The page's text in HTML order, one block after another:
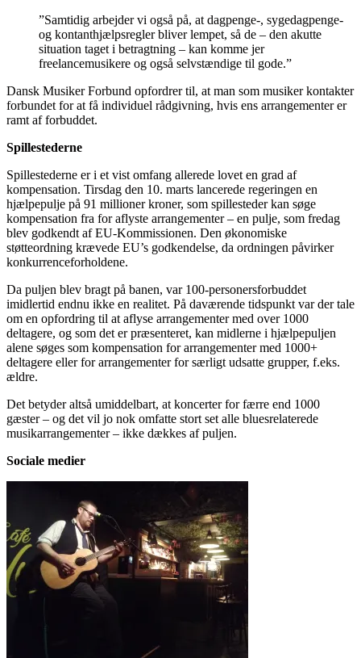
”Samtidig arbejder vi også på, at dagpenge-, sygedagpenge-
og kontanthjælpsregler bliver lempet, så de – den akutte
situation taget i betragtning – kan komme jer
freelancemusikere og også selvstændige til gode.”
Dansk Musiker Forbund opfordrer til, at man som musiker kontakter
forbundet for at få individuel rådgivning, hvis ens arrangementer er
ramt af forbuddet.
Spillestederne
Spillestederne er i et vist omfang allerede lovet en grad af
kompensation. Tirsdag den 10. marts lancerede regeringen en
hjælpepulje på 91 millioner kroner, som spillesteder kan søge
kompensation fra for aflyste arrangementer – en pulje, som fredag
blev godkendt af EU-Kommissionen. Den økonomiske
støtteordning krævede EU’s godkendelse, da ordningen påvirker
konkurrenceforholdene.
Da puljen blev bragt på banen, var 100-personersforbuddet
imidlertid endnu ikke en realitet. På daværende tidspunkt var der tale
om en opfordring til at aflyse arrangementer med over 1000
deltagere, og som det er præsenteret, kan midlerne i hjælpepuljen
alene søges som kompensation for arrangementer med 1000+
deltagere eller for arrangementer for særligt udsatte grupper, f.eks.
ældre.
Det betyder altså umiddelbart, at koncerter for færre end 1000
gæster – og det vil jo nok omfatte stort set alle bluesrelaterede
musikarrangementer – ikke dækkes af puljen.
Sociale medier